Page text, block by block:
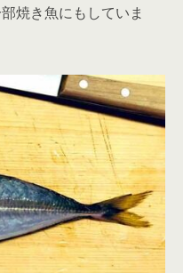
焼き魚にもしていま